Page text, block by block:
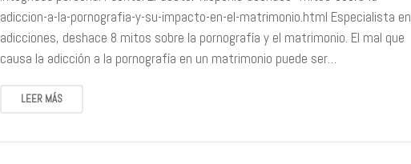
adiccion-a-la-pornografia-y-su-impacto-en-el-matrimonio.html Especialista en
adicciones, deshace 8 mitos sobre la pornografía y el matrimonio. El mal que
causa la adicción a la pornografía en un matrimonio puede ser…
LEER MÁS